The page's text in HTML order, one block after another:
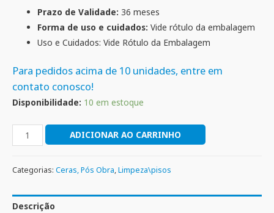
Prazo de Validade:36 meses
Forma de uso e cuidados:Vide rótulo da embalagem
Uso e Cuidados: Vide Rótulo da Embalagem
Para pedidos acima de 10 unidades, entre em
contato conosco!
Disponibilidade: 10 em estoque
ADICIONAR AO CARRINHO
Categorias: Ceras, Pós Obra,Limpeza\pisos
Descrição